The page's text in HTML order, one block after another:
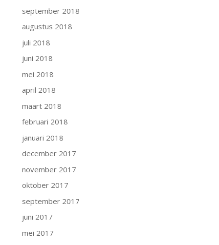
september 2018
augustus 2018
juli 2018
juni 2018
mei 2018
april 2018
maart 2018
februari 2018
januari 2018
december 2017
november 2017
oktober 2017
september 2017
juni 2017
mei 2017